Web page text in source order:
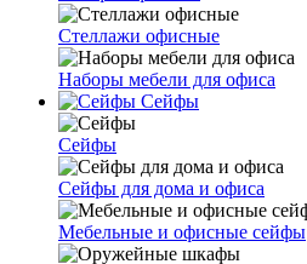
Стеллажи офисные
Наборы мебели для офиса
Сейфы
Сейфы
Сейфы для дома и офиса
Мебельные и офисные сейфы